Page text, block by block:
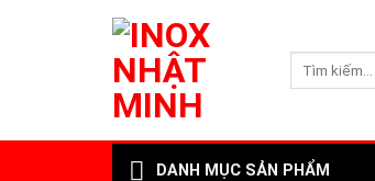
Tìm
DANH MỤC SẢN PHẨM